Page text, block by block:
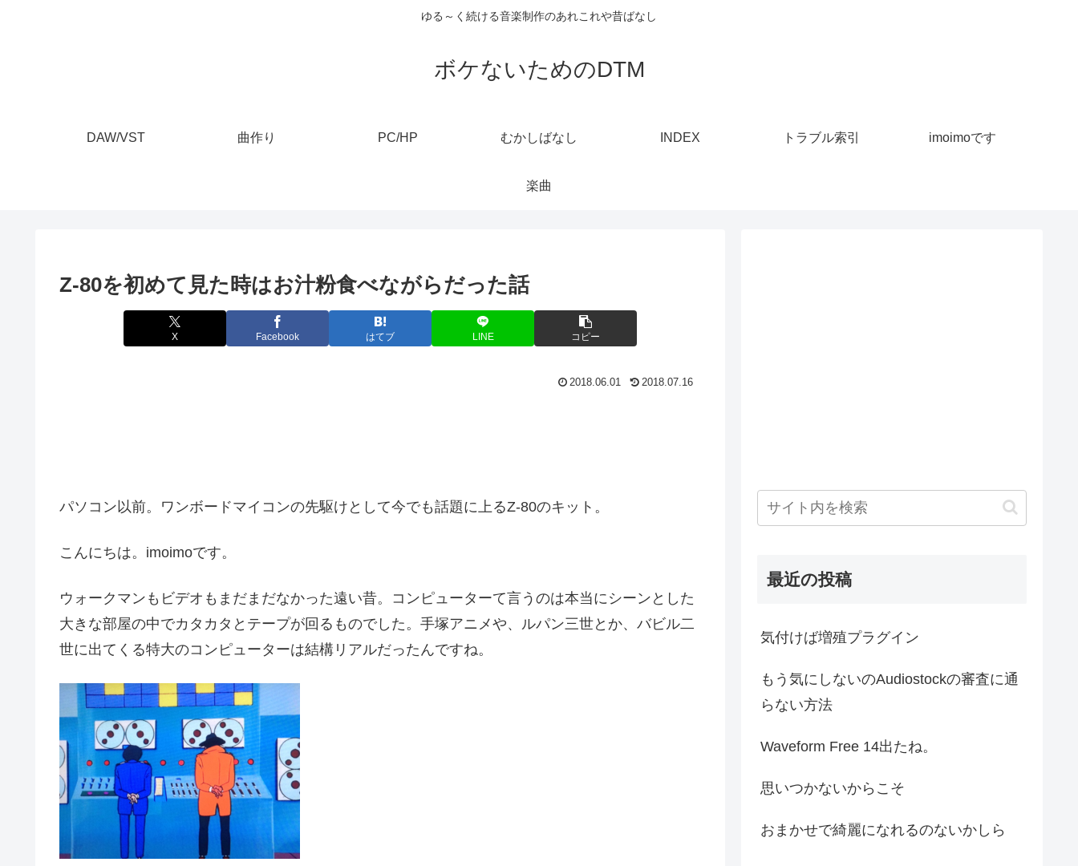
ゆる～く続ける音楽制作のあれこれや昔ばなし
ボケないためのDTM
DAW/VST 曲作り PC/HP むかしばなし INDEX トラブル索引 imoimoです
楽曲
Z-80を初めて見た時はお汁粉食べながらだった話
X Facebook はてブ LINE コピー
2018.06.01 2018.07.16
パソコン以前。ワンボードマイコンの先駆けとして今でも話題に上るZ-80のキット。
こんにちは。imoimoです。
ウォークマンもビデオもまだまだなかった遠い昔。コンピューターて言うのは本当にシーンとした
大きな部屋の中でカタカタとテープが回るものでした。手塚アニメや、ルパン三世とか、バビル二
世に出てくる特大のコンピューターは結構リアルだったんですね。
最近の投稿
気付けば増殖プラグイン
もう気にしないのAudiostockの審査に通
らない方法
Waveform Free 14出たね。
思いつかないからこそ
おまかせで綺麗になれるのないかしら